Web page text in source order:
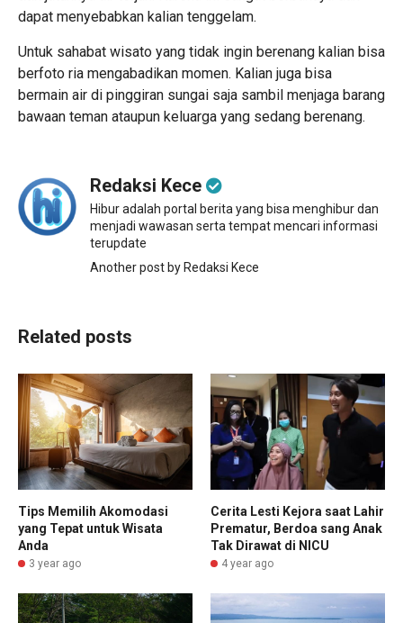
dapat menyebabkan kalian tenggelam.
Untuk sahabat wisato yang tidak ingin berenang kalian bisa
berfoto ria mengabadikan momen. Kalian juga bisa
bermain air di pinggiran sungai saja sambil menjaga barang
bawaan teman ataupun keluarga yang sedang berenang.
Redaksi Kece
Hibur adalah portal berita yang bisa menghibur dan
menjadi wawasan serta tempat mencari informasi
terupdate
Another post by Redaksi Kece
Related posts
Tips Memilih Akomodasi
yang Tepat untuk Wisata
Anda
3 year ago
Cerita Lesti Kejora saat Lahir
Prematur, Berdoa sang Anak
Tak Dirawat di NICU
4 year ago